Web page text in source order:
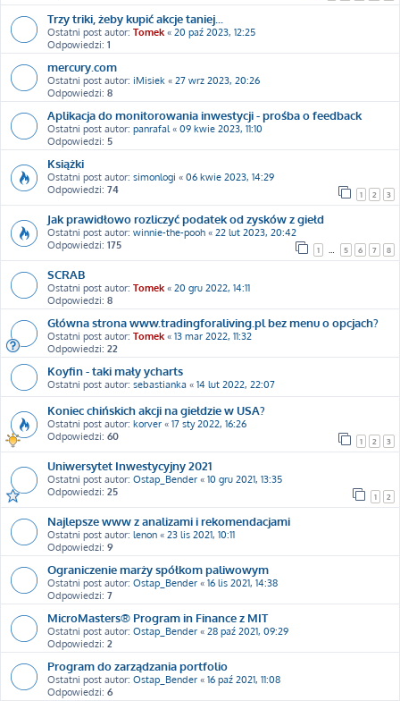
Trzy triki, żeby kupić akcje taniej...
Ostatni post autor: Tomek « 20 paź 2023, 12:25
Odpowiedzi: 1
mercury.com
Ostatni post autor: iMisiek « 27 wrz 2023, 20:26
Odpowiedzi: 8
Aplikacja do monitorowania inwestycji - prośba o feedback
Ostatni post autor: panrafal« 09 kwie 2023, 11:10
Odpowiedzi: 5
Książki
Ostatni post autor: simonlogi « 06 kwie 2023, 14:29
Odpowiedzi: 74 1 2 3
Jak prawidłowo rozliczyć podatek od zysków z giełd
Ostatni post autor: winnie-the-pooh « 22 lut 2023, 20:42
Odpowiedzi: 175 1 5 6 7 8
SCRAB
Ostatni post autor: Tomek « 20 gru 2022, 14:11
Odpowiedzi: 8
Główna strona www.tradingforaliving.pl bez menu o opcjach?
Ostatni post autor: Tomek « 13 mar 2022, 11:32
Odpowiedzi: 22
Koyfin - taki mały ycharts
Ostatni post autor: sebastianka « 14 lut 2022, 22:07
Koniec chińskich akcji na giełdzie w USA?
Ostatni post autor: korver « 17 sty 2022, 16:26
Odpowiedzi: 60 1 2 3
Uniwersytet Inwestycyjny 2021
Ostatni post autor: Ostap_Bender « 10 gru 2021, 13:35
Odpowiedzi: 25 1 2
Najlepsze www z analizami i rekomendacjami
Ostatni post autor: lenon « 23 lis 2021, 10:11
Odpowiedzi: 9
Ograniczenie marży spółkom paliwowym
Ostatni post autor: Ostap_Bender « 16 lis 2021, 14:38
Odpowiedzi: 7
MicroMasters® Program in Finance z MIT
Ostatni post autor: Ostap_Bender « 28 paź 2021, 09:29
Odpowiedzi: 2
Program do zarządzania portfolio
Ostatni post autor: Ostap_Bender « 16 paź 2021, 11:08
Odpowiedzi: 6